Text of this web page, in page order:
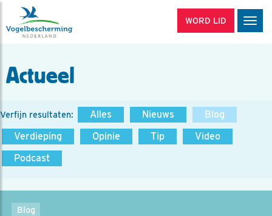
WORD LID
Actueel
Verfijn resultaten: Alles Nieuws
Blog
Verdieping
Opinie Tip
Video
Podcast
Blog